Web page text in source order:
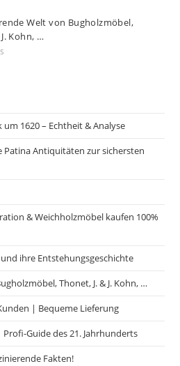
Welt von Bugholzmöbel,
Kohn, …
1620 – Echtheit & Analyse
Antiquitäten zur sichersten
& Weichholzmöbel kaufen 100%
ihre Entstehungsgeschichte
Thonet, J. & J. Kohn, …
| Bequeme Lieferung
Guide des 21. Jahrhunderts
Fakten!